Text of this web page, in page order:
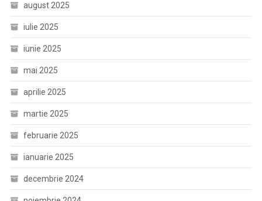
august 2025
iulie 2025
iunie 2025
mai 2025
aprilie 2025
martie 2025
februarie 2025
ianuarie 2025
decembrie 2024